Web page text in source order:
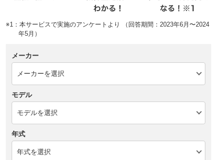
※1：本サービスで実施のアンケートより （回答期間：2023年6月〜2024
年5月）
メーカー
モデル
年式